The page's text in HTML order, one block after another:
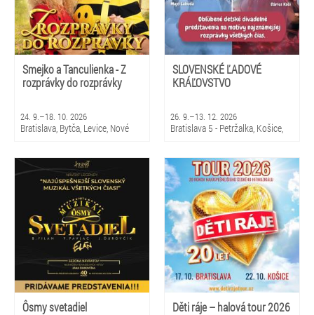
Smejko a Tanculienka - Z
rozprávky do rozprávky
24. 9.–18. 10. 2026
Bratislava, Bytča, Levice, Nové
Sereď, Bardejovské Kúpele,
Košice, Stará Ľubovňa, Poprad,
Brezno, Prievidza, Gbely, Nová
SLOVENSKÉ ĽADOVÉ
KRÁĽOVSTVO
26. 9.–13. 12. 2026
Bratislava 5 - Petržalka, Košice,
Sládkovičovo, Stará Ľubovňa,
Kežmarok, Nové Zámky, Pezinok,
Liptovský Hrádok, Trnava, Žilina
Ôsmy svetadiel Děti ráje – halová tour 2026